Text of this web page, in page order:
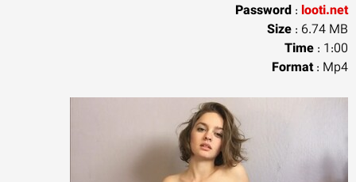
Password : looti.net
Size : 6.74 MB
Time : 1:00
Format: Mp4